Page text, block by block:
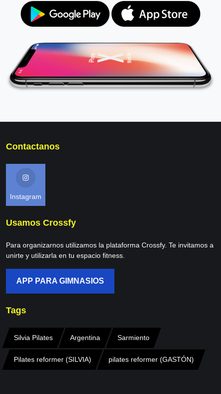
Contactanos
Instagram
Usamos Crossfy
Para organizarnos utilizamos la plataforma Crossfy. Te invitamos a
unirte y utilizarla en tu espacio fitness.
APP PARA GIMNASIOS
Tags
Silvia Pilates Argentina Sarmiento
Pilates reformer (SILVIA) pilates reformer (GASTÓN)